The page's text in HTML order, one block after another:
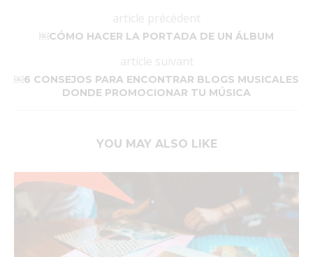
article précédent
￼CÓMO HACER LA PORTADA DE UN ÁLBUM
article suivant
￼6 CONSEJOS PARA ENCONTRAR BLOGS MUSICALES
DONDE PROMOCIONAR TU MÚSICA
YOU MAY ALSO LIKE